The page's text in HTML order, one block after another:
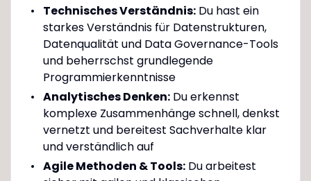
Technisches Verständnis:Du hast ein
starkes Verständnis für Datenstrukturen,
Datenqualität und Data Governance-Tools
und beherrschst grundlegende
Programmierkenntnisse
Analytisches Denken:Du erkennst
komplexe Zusammenhänge schnell, denkst
vernetzt und bereitest Sachverhalte klar
und verständlich auf
Agile Methoden & Tools:Du arbeitest